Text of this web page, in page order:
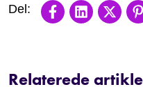
Share onShare on
Relaterede